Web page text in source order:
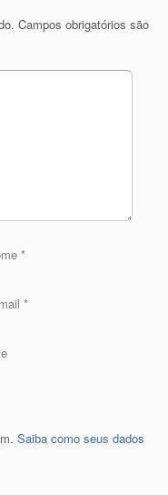
Campos obrigatórios são
*
*
Saiba como seus dados